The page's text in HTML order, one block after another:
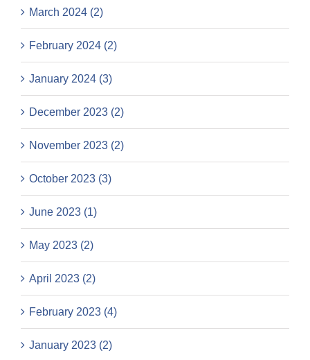
March 2024 (2)
February 2024 (2)
January 2024 (3)
December 2023 (2)
November 2023 (2)
October 2023 (3)
June 2023 (1)
May 2023 (2)
April 2023 (2)
February 2023 (4)
January 2023 (2)